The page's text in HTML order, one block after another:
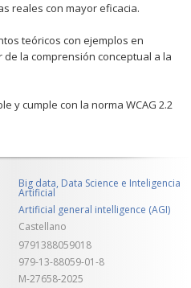
reales con mayor eficacia.
teóricos con ejemplos en
la comprensión conceptual a la
y cumple con la norma WCAG 2.2
Big data, Data Science e Inteligencia
Artificial
Artificial general intelligence (AGI)
Castellano
9791388059018
979-13-88059-01-8
M-27658-2025